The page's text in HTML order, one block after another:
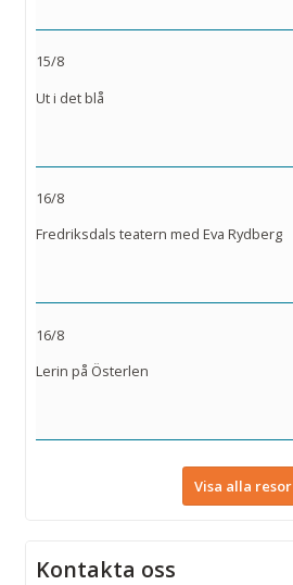
15/8
Ut i det blå
16/8
Fredriksdals teatern med Eva Rydberg
16/8
Lerin på Österlen
Visa alla resor
Kontakta oss